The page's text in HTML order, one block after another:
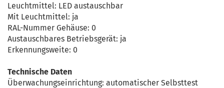
Leuchtmittel: LED austauschbar
Mit Leuchtmittel: ja
RAL-Nummer Gehäuse: 0
Austauschbares Betriebsgerät: ja
Erkennungsweite: 0
Technische Daten
Überwachungseinrichtung: automatischer Selbsttest